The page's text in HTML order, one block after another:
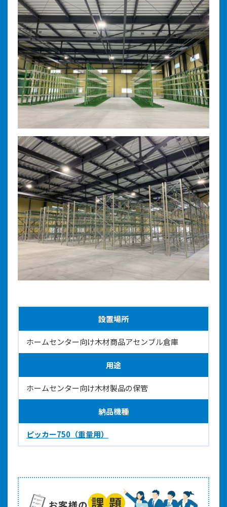
設置場所
ホームセンター向け木材商品アセンブル倉庫
用途
ホームセンター向け木材製品の保管
納品機種
ピッカー750（重量用）